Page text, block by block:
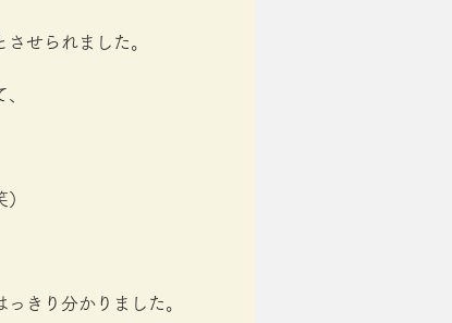
せられました。
きり分かりました。